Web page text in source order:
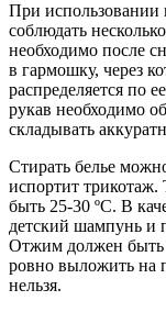
При
соблюдать
необходимо после
в гармошку, через
распределяется по
рукав необходимо
складывать
Стирать белье
испортит трикотаж.
быть 25-30 ºC. В
детский шампунь и
Отжим должен быть
ровно выложить на
нельзя.